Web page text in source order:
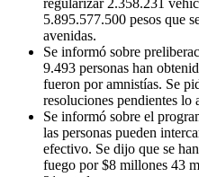
regularizar 2.358.231
5.895.577.500 pesos que
avenidas.
Se informó sobre
9.493 personas han
fueron por amnistías. Se
resoluciones pendientes lo
Se informó sobre el
las personas pueden
efectivo. Se dijo que se
fuego por $8 millones 43